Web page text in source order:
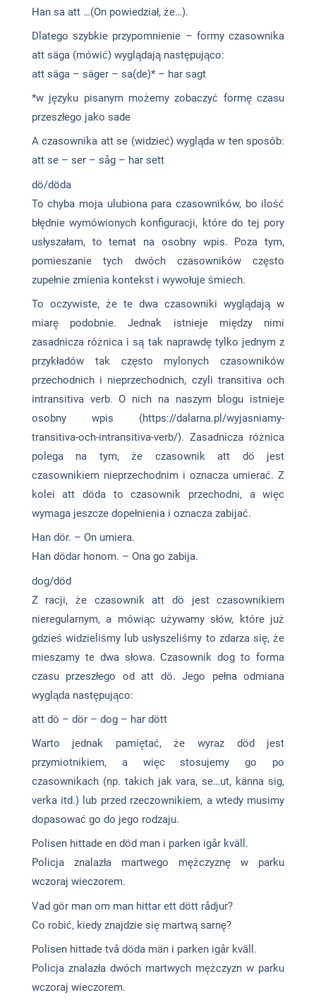
Han sa att …(On powiedział, że…).
Dlatego szybkie przypomnienie – formy czasownika
att säga (mówić) wyglądają następująco:
att säga – säger – sa(de)* – har sagt
*w języku pisanym możemy zobaczyć formę czasu
przeszłego jako sade
A czasownika att se (widzieć) wygląda w ten sposób:
att se – ser – såg – har sett
dö/döda
To chyba moja ulubiona para czasowników, bo ilość
błędnie wymówionych konfiguracji, które do tej pory
usłyszałam, to temat na osobny wpis. Poza tym,
pomieszanie tych dwóch czasowników często
zupełnie zmienia kontekst i wywołuje śmiech.
To oczywiste, że te dwa czasowniki wyglądają w
miarę podobnie. Jednak istnieje między nimi
zasadnicza różnica i są tak naprawdę tylko jednym z
przykładów tak często mylonych czasowników
przechodnich i nieprzechodnich, czyli transitiva och
intransitiva verb. O nich na naszym blogu istnieje
osobny wpis (https://dalarna.pl/wyjasniamy-
transitiva-och-intransitiva-verb/). Zasadnicza różnica
polega na tym, że czasownik att dö jest
czasownikiem nieprzechodnim i oznacza umierać. Z
kolei att döda to czasownik przechodni, a więc
wymaga jeszcze dopełnienia i oznacza zabijać.
Han dör. – On umiera.
Han dödar honom. – Ona go zabija.
dog/död
Z racji, że czasownik att dö jest czasownikiem
nieregularnym, a mówiąc używamy słów, które już
gdzieś widzieliśmy lub usłyszeliśmy to zdarza się, że
mieszamy te dwa słowa. Czasownik dog to forma
czasu przeszłego od att dö. Jego pełna odmiana
wygląda następująco:
att dö – dör – dog – har dött
Warto jednak pamiętać, że wyraz död jest
przymiotnikiem, a więc stosujemy go po
czasownikach (np. takich jak vara, se…ut, känna sig,
verka itd.) lub przed rzeczownikiem, a wtedy musimy
dopasować go do jego rodzaju.
Polisen hittade en död man i parken igår kväll.
Policja znalazła martwego mężczyznę w parku
wczoraj wieczorem.
Vad gör man om man hittar ett dött rådjur?
Co robić, kiedy znajdzie się martwą sarnę?
Polisen hittade två döda män i parken igår kväll.
Policja znalazła dwóch martwych mężczyzn w parku
wczoraj wieczorem.